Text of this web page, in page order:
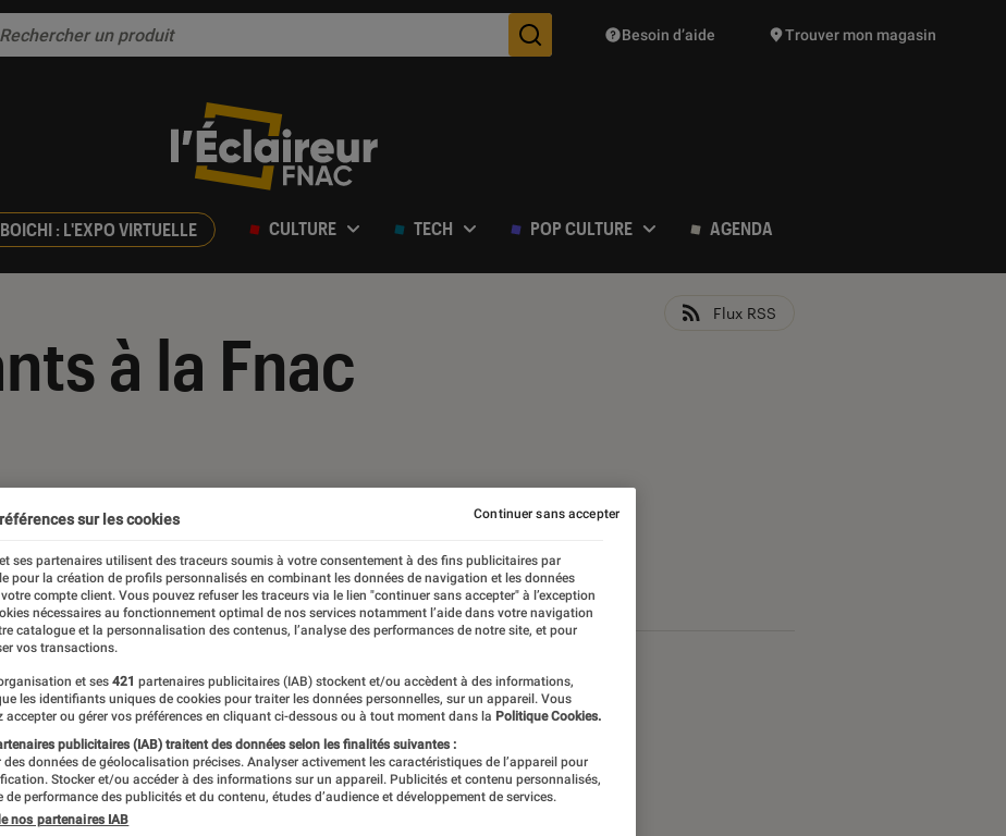
Des suggestions de produits vont vous être proposées
Besoin d’aide Trouver mon magasin
BOICHI : L'EXPO VIRTUELLE CULTURE TECH POP CULTURE AGENDA
à la Fnac
Flux RSS
sur les cookies
ses partenaires utilisent des traceurs soumis à votre consentement à des fins publicitaires par
pour la création de profils personnalisés en combinant les données de navigation et les données
votre compte client. Vous pouvez refuser les traceurs via le lien "continuer sans accepter" à l’exception
nécessaires au fonctionnement optimal de nos services notamment l’aide dans votre navigation
catalogue et la personnalisation des contenus, l’analyse des performances de notre site, et pour
vos transactions.
et ses 421 partenaires publicitaires (IAB) stockent et/ou accèdent à des informations,
les identifiants uniques de cookies pour traiter les données personnelles, sur un appareil. Vous
accepter ou gérer vos préférences en cliquant ci-dessous ou à tout moment dans la Politique Cookies.
publicitaires (IAB) traitent des données selon les finalités suivantes :
des données de géolocalisation précises. Analyser activement les caractéristiques de l’appareil pour
Stocker et/ou accéder à des informations sur un appareil. Publicités et contenu personnalisés,
de performance des publicités et du contenu, études d’audience et développement de services.
nos partenaires IAB
Continuer sans accepter